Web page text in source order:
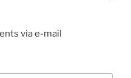
via e-mail